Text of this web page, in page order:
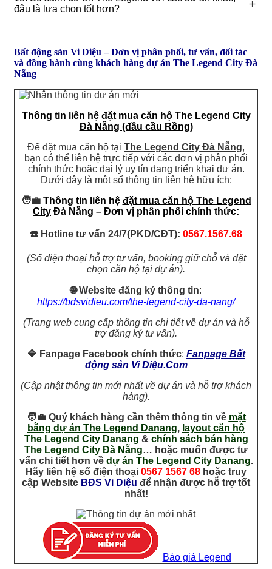
tiết trong brochure và bản vẽ mặt bằng.
giá sự khác biệt thực sự.
đâu là lựa chọn tốt hơn?
＋
vị trí trung tâm, view, tiện ích… So sánh cần xét đến uy
tín CĐT, tiện ích, vị trí, giá… so sánh cụ thể từng tiêu
chí sẽ cho kết luận rõ ràng hơn.
Bất động sản Vi Diệu – Đơn vị phân phối, tư vấn, đối tác
và đồng hành cùng khách hàng dự án The Legend City Đà
Nẵng
Thông tin liên hệ đặt mua căn hộ The Legend City
Đà Nẵng (đầu cầu Rồng)
Để đặt mua căn hộ tại The Legend City Đà Nẵng,
bạn có thể liên hệ trực tiếp với các đơn vị phân phối
chính thức hoặc đại lý uy tín đang triển khai dự án.
Dưới đây là một số thông tin liên hệ hữu ích:​
🧑‍💼 Thông tin liên hệ đặt mua căn hộ The Legend
City Đà Nẵng – Đơn vị phân phối chính thức:
☎️ Hotline tư vấn 24/7(PKD/CĐT): 0567.1567.68
(Số điện thoại hỗ trợ tư vấn, booking giữ chỗ và đặt
chọn căn hộ tại dự án).
🌐 Website đăng ký thông tin:
https://bdsvidieu.com/the-legend-city-da-nang/
(Trang web cung cấp thông tin chi tiết về dự án và hỗ
trợ đăng ký tư vấn).​
🔷 Fanpage Facebook chính thức: Fanpage Bất
động sản Vi Diệu.Com
(Cập nhật thông tin mới nhất về dự án và hỗ trợ khách
hàng).​
🧑‍💼 Quý khách hàng cần thêm thông tin về mặt
bằng dự án The Legend Danang, layout căn hộ
The Legend City Danang & chính sách bán hàng
The Legend City Đà Nẵng… hoặc muốn được tư
vấn chi tiết hơn về dự án The Legend City Danang.
Hãy liên hệ số điện thoại 0567 1567 68 hoặc truy
cập Website BĐS Vi Diệu để nhận được hỗ trợ tốt
nhất!
Báo giá Legend